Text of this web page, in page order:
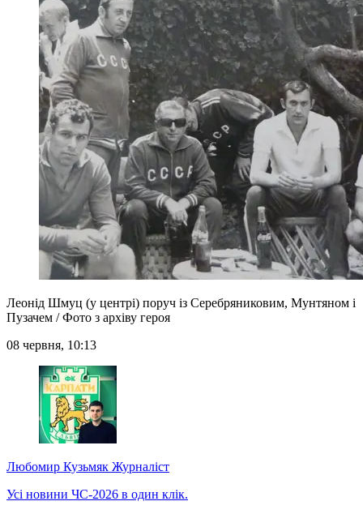
Леонід Шмуц (у центрі) поруч із Серебряниковим, Мунтяном і
Пузачем / Фото з архіву героя
08 червня, 10:13
Любомир Кузьмяк Журналіст
Усі новини ЧС-2026 в один клік.